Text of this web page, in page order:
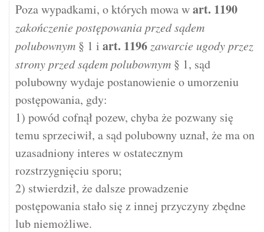
Poza wypadkami, o których mowa wart. 1190
zakończenie postępowania przed sądem
polubownym § 1 i art. 1196 zawarcie ugody przez
strony przed sądem polubownym § 1, sąd
polubowny wydaje postanowienie o umorzeniu
postępowania, gdy:
1) powód cofnął pozew, chyba że pozwany się
temu sprzeciwił, a sąd polubowny uznał, że ma on
uzasadniony interes w ostatecznym
rozstrzygnięciu sporu;
2) stwierdził, że dalsze prowadzenie
postępowania stało się z innej przyczyny zbędne
lub niemożliwe.